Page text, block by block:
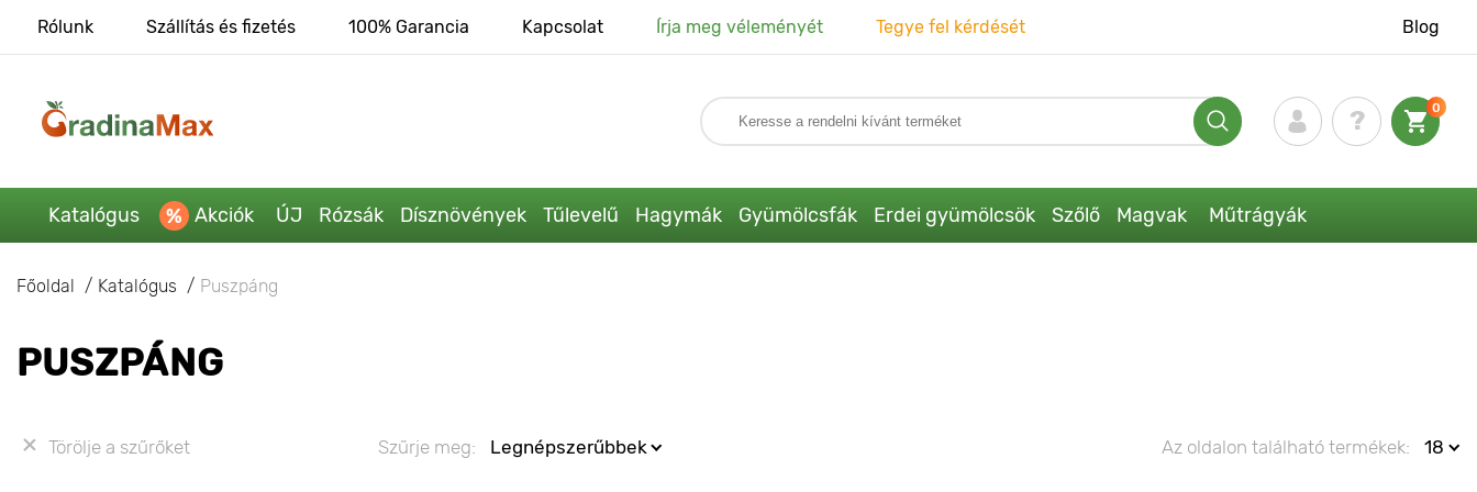
Rólunk Szállítás és fizetés 100% Garancia Kapcsolat Írja meg véleményét Tegye fel kérdését Blog
0
Katalógus Akciók ÚJ Rózsák Dísznövények Tűlevelű Hagymák Gyümölcsfák Erdei gyümölcsök Szőlő Magvak Műtrágyák
Főoldal Katalógus Puszpáng
PUSZPÁNG
Törölje a szűrőket Szűrje meg: Legnépszerűbbek Az oldalon található termékek: 18